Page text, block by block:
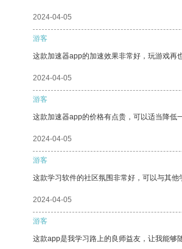
2024-04-05
游客
这款加速器app的加速效果非常好，玩游戏再
2024-04-05
游客
这款加速器app的价格有点贵，可以适当降低
2024-04-05
游客
这款学习软件的社区氛围非常好，可以与其他
2024-04-05
游客
这款app是我学习路上的良师益友，让我能够